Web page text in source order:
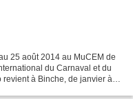
25 août 2014 au MuCEM de
du Carnaval et du
revient à Binche, de janvier à